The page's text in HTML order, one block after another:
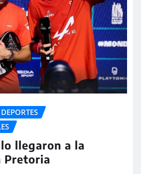
DEPORTES
llegaron a la
Pretoria